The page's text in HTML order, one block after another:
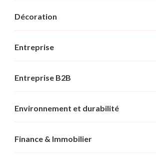
Décoration
Entreprise
Entreprise B2B
Environnement et durabilité
Finance & Immobilier